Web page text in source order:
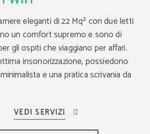
eleganti di 22 Mq² con due letti
un comfort supremo e sono di
gli ospiti che viaggiano per affari.
insonorizzazione, possiedono
e una pratica scrivania da